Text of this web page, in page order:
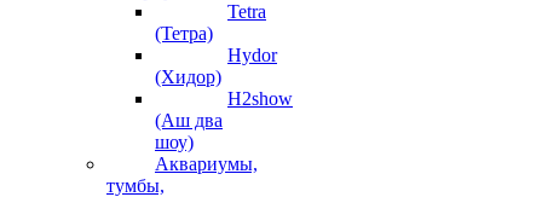
Tetra
(Тетра)
Hydor
(Хидор)
H2show
(Аш два
шоу)
Аквариумы,
тумбы,